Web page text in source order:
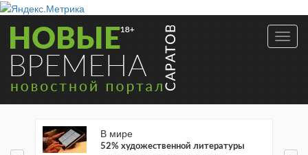
В мире
52% художественной литературы